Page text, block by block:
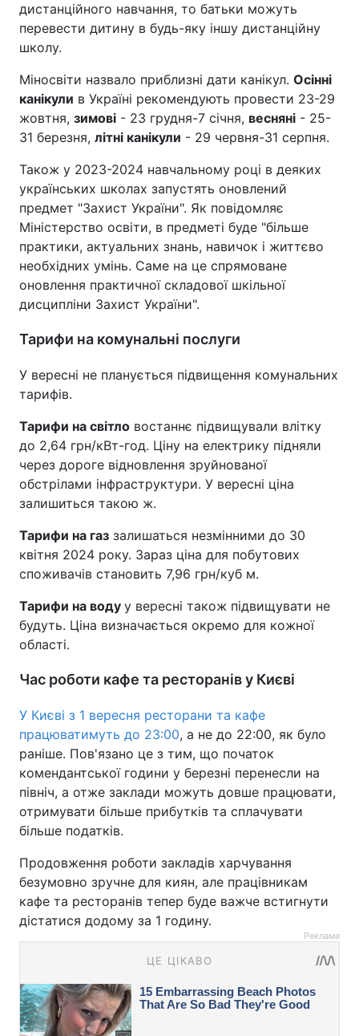
дистанційного навчання, то батьки можуть
перевести дитину в будь-яку іншу дистанційну
школу.
Міносвіти назвало приблизні дати канікул. Осінні
канікули в Україні рекомендують провести 23-29
жовтня, зимові - 23 грудня-7 січня, весняні - 25-
31 березня, літні канікули - 29 червня-31 серпня.
Також у 2023-2024 навчальному році в деяких
українських школах запустять оновлений
предмет "Захист України". Як повідомляє
Міністерство освіти, в предметі буде "більше
практики, актуальних знань, навичок і життєво
необхідних умінь. Саме на це спрямоване
оновлення практичної складової шкільної
дисципліни Захист України".
Тарифи на комунальні послуги
У вересні не планується підвищення комунальних
тарифів.
Тарифи на світло востаннє підвищували влітку
до 2,64 грн/кВт-год. Ціну на електрику підняли
через дороге відновлення зруйнованої
обстрілами інфраструктури. У вересні ціна
залишиться такою ж.
Тарифи на газ залишаться незмінними до 30
квітня 2024 року. Зараз ціна для побутових
споживачів становить 7,96 грн/куб м.
Тарифи на воду у вересні також підвищувати не
будуть. Ціна визначається окремо для кожної
області.
Час роботи кафе та ресторанів у Києві
У Києві з 1 вересня ресторани та кафе
працюватимуть до 23:00, а не до 22:00, як було
раніше. Пов'язано це з тим, що початок
комендантської години у березні перенесли на
північ, а отже заклади можуть довше працювати,
отримувати більше прибутків та сплачувати
більше податків.
Продовження роботи закладів харчування
безумовно зручне для киян, але працівникам
кафе та ресторанів тепер буде важче встигнути
дістатися додому за 1 годину.
Реклама